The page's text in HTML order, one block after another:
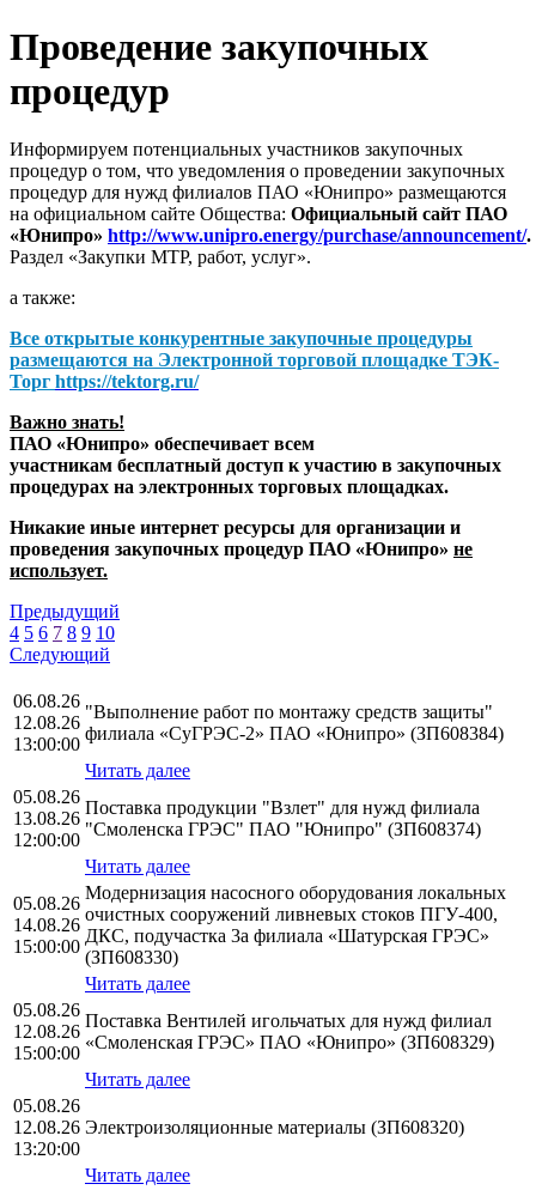
Проведение закупочных
процедур
Информируем потенциальных участников закупочных
процедур о том, что уведомления о проведении закупочных
процедур для нужд филиалов ПАО «Юнипро» размещаются
на официальном сайте Общества: Официальный сайт ПАО
«Юнипро» http://www.unipro.energy/purchase/announcement/.
Раздел «Закупки МТР, работ, услуг».
а также:
Все открытые конкурентные закупочные процедуры
размещаются на Электронной торговой площадке ТЭК-
Торг https://tektorg.ru/
Важно знать!
ПАО «Юнипро» обеспечивает всем
участникам бесплатный доступ к участию в закупочных
процедурах на электронных торговых площадках.
Никакие иные интернет ресурсы для организации и
проведения закупочных процедур ПАО «Юнипро» не
использует.
Предыдущий
4 5 6 7 8 9 10
Следующий
06.08.26
12.08.26
13:00:00
"Выполнение работ по монтажу средств защиты"
филиала «СуГРЭС-2» ПАО «Юнипро» (ЗП608384)
Читать далее
05.08.26
13.08.26
12:00:00
Поставка продукции "Взлет" для нужд филиала
"Смоленска ГРЭС" ПАО "Юнипро" (ЗП608374)
Читать далее
05.08.26
14.08.26
15:00:00
Модернизация насосного оборудования локальных
очистных сооружений ливневых стоков ПГУ-400,
ДКС, подучастка 3а филиала «Шатурская ГРЭС»
(ЗП608330)
Читать далее
05.08.26
12.08.26
15:00:00
Поставка Вентилей игольчатых для нужд филиал
«Смоленская ГРЭС» ПАО «Юнипро» (ЗП608329)
Читать далее
05.08.26
12.08.26
13:20:00
Электроизоляционные материалы (ЗП608320)
Читать далее